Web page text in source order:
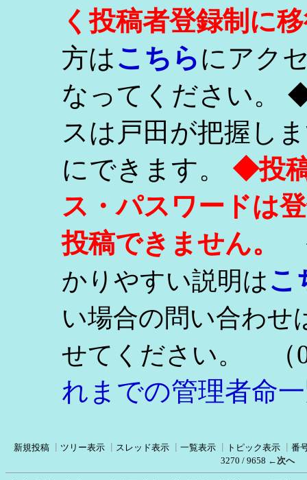
く投稿者登録制に
方はこちらにアク
なってください。
スは戸田が把握し
にできます。 ◆投
ス・パスワードは
投稿できません。
かりやすい説明はこ
い場合の問い合わせ
せてください。
（
れまでの管理者命
新規投稿 ツリー表示 スレッド表示 一覧表示 トピック表示
番
3270 / 9658 ←次へ